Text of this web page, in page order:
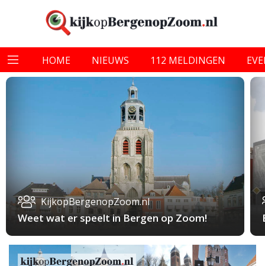
HOME NIEUWS 112 MELDINGEN
KijkopBergenopZoom.nl
Weet wat er speelt in Bergen op Zoom!